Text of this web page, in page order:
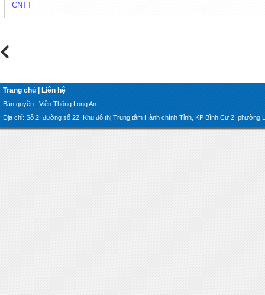
CNTT
Trang chủ Liên hệ
Bản quyền : Viễn Thông Long An
Địa chỉ: Số 2, đường số 22, Khu đô thị Trung tâm Hành chính Tỉnh, KP Bình Cư 2,